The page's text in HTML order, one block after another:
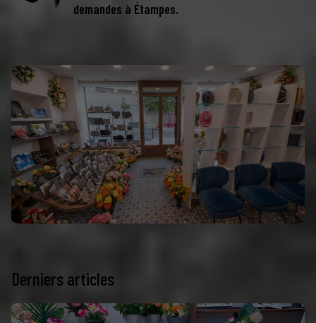
demandes à Étampes.
Derniers articles